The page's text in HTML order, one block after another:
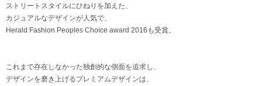
ストリートスタイルにひねりを加えた、
カジュアルなデザインが人気で、
Herald Fashion Peoples Choice award 2016も受賞。
これまで存在しなかった独創的な側面を追求し、
デザインを磨き上げるプレミアムデザインは、